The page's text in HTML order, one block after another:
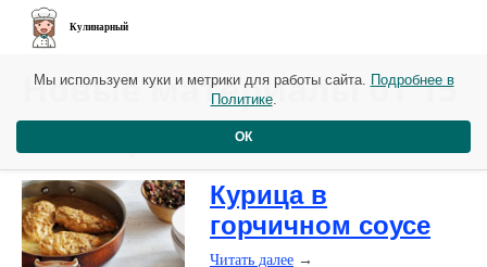
Кулинарный
Новые материалы от 15
октября
Курица в
горчичном соусе
Читать далее →
Мы используем куки и метрики для работы сайта. Подробнее в
Политике.
ОК